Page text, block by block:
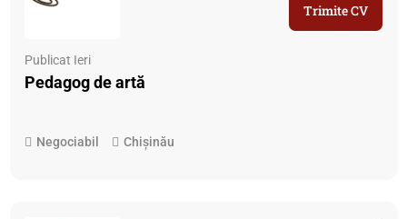
Publicat Ieri
Pedagog de artă
Negociabil Chișinău
Trimite CV